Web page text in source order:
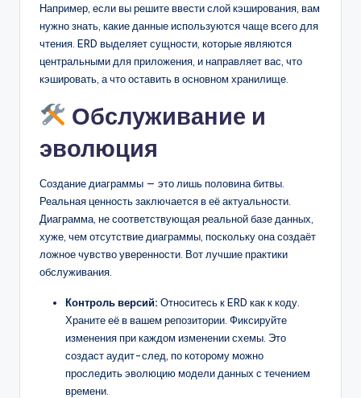
Например, если вы решите ввести слой кэширования, вам
нужно знать, какие данные используются чаще всего для
чтения. ERD выделяет сущности, которые являются
центральными для приложения, и направляет вас, что
кэшировать, а что оставить в основном хранилище.
Обслуживание и
эволюция
Создание диаграммы — это лишь половина битвы.
Реальная ценность заключается в её актуальности.
Диаграмма, не соответствующая реальной базе данных,
хуже, чем отсутствие диаграммы, поскольку она создаёт
ложное чувство уверенности. Вот лучшие практики
обслуживания.
Контроль версий: Относитесь к ERD как к коду.
Храните её в вашем репозитории. Фиксируйте
изменения при каждом изменении схемы. Это
создаст аудит-след, по которому можно
проследить эволюцию модели данных с течением
времени.